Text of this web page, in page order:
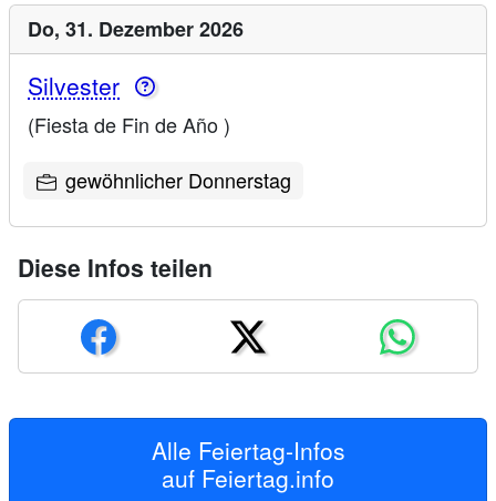
Do, 31. Dezember 2026
Silvester
(Fiesta de Fin de Año )
gewöhnlicher Donnerstag
Diese Infos teilen
Alle Feiertag-Infos
auf Feiertag.info